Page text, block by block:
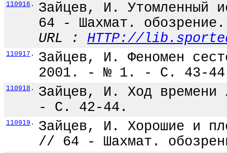
110916 .
Зайцев, И. Утомленный
64 - Шахмат.
URL : HTTP://
110917 .
Зайцев, И. Феномен
2001. - № 1. - С. 43-
110918 .
Зайцев, И. Ход
- С. 42-44.
110919 .
Зайцев, И. Хорошие и
// 64 - Шахмат.